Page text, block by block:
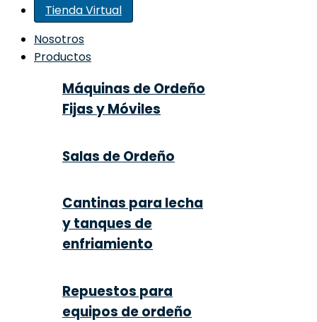
Tienda Virtual
Nosotros
Productos
Máquinas de Ordeño
Fijas y Móviles
Salas de Ordeño
Cantinas para lecha
y tanques de
enfriamiento
Repuestos para
equipos de ordeño